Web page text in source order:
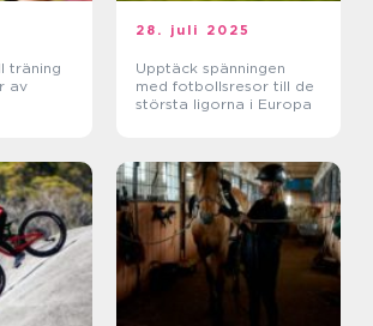
av
28. juli 2025
Upptäck spänningen
med fotbollsresor till de
största ligorna i Europa